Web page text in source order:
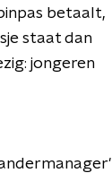
betaalt,
staat dan
jongeren